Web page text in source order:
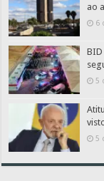
ao
6
5
5